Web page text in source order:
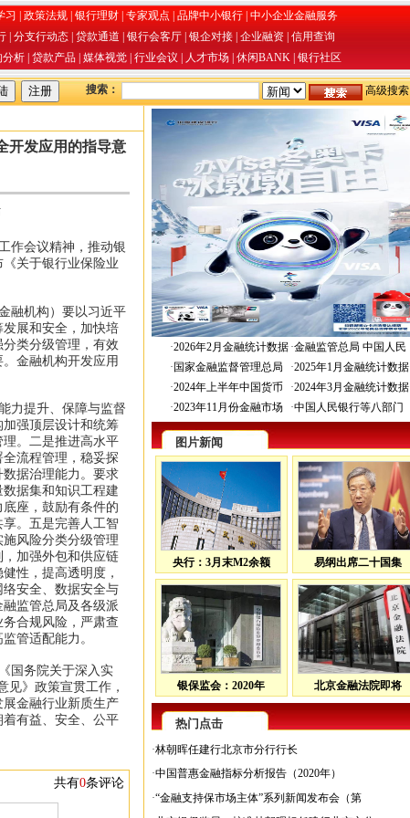
习 政策法规 银行理财 专家观点 品牌中小银行 中小企业金融服务
分支行动态 贷款通道 银行会客厅 银企对接 企业融资 信用查询
分析 贷款产品 媒体视觉 行业会议 人才市场 休闲BANK 银行社区
搜索： 高级搜索
开发应用的指导意
作会议精神，推动银
关于银行业保险业
融机构）要以习近平
展和安全，加快培
类分级管理，有效
金融机构开发应用
力提升、保障与监督
强顶层设计和统筹
。二是推进高水平
流程管理，稳妥探
据治理能力。要求
据集和知识工程建
座，鼓励有条件的
。五是完善人工智
风险分类分级管理
加强外包和供应链
性，提高透明度，
安全、数据安全与
监管总局及各级派
合规风险，严肃查
管适配能力。
国务院关于深入实
见》政策宣贯工作，
金融行业新质生产
有益、安全、公平
共有0条评论
·2026年2月金融统计数据 ·金融监管总局 中国人民
· 国家金融监督管理总局 ·2025年1月金融统计数据
·2024年上半年中国货币 ·2024年3月金融统计数据
·2023年11月份金融市场 ·中国人民银行等八部门
图片新闻
央行：3月末M2余额 易纲出席二十国集
银保监会：2020年 北京金融法院即将
热门点击
·林朝晖任建行北京市分行行长
·中国普惠金融指标分析报告（2020年）
·“金融支持保市场主体”系列新闻发布会（第